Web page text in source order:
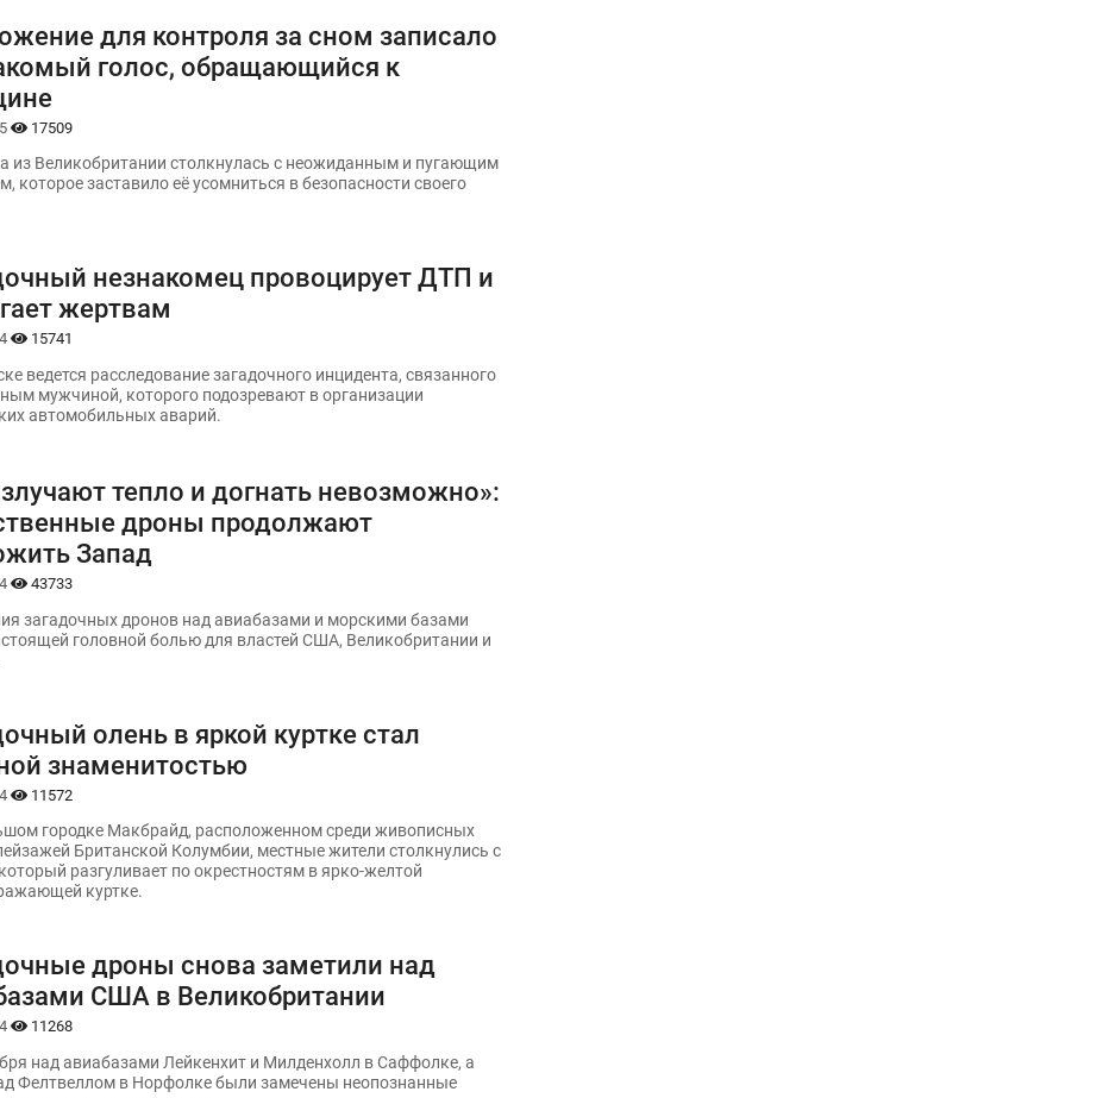
для контроля за сном записало
голос, обращающийся к
17509
из Великобритании столкнулась с неожиданным и пугающим
которое заставило её усомниться в безопасности своего
незнакомец провоцирует ДТП и
жертвам
15741
ведется расследование загадочного инцидента, связанного
мужчиной, которого подозревают в организации
автомобильных аварий.
тепло и догнать невозможно»:
дроны продолжают
Запад
43733
загадочных дронов над авиабазами и морскими базами
головной болью для властей США, Великобритании и
олень в яркой куртке стал
знаменитостью
11572
городке Макбрайд, расположенном среди живописных
Британской Колумбии, местные жители столкнулись с
разгуливает по окрестностям в ярко-желтой
куртке.
дроны снова заметили над
США в Великобритании
11268
над авиабазами Лейкенхит и Милденхолл в Саффолке, а
Фелтвеллом в Норфолке были замечены неопознанные